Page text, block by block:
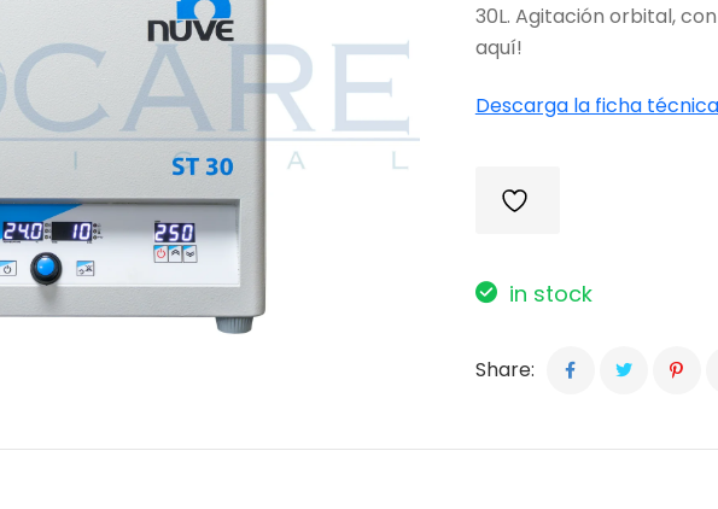
30L. Agitación orbital,
aquí!
Descarga la ficha
in stock
Share: